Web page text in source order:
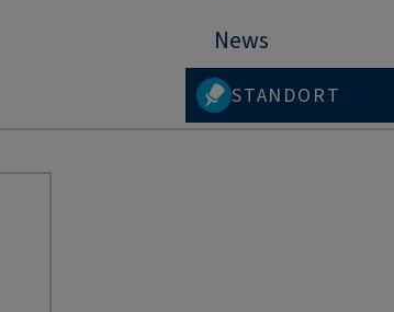
News
STANDORT